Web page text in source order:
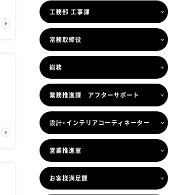
工務部 工事課
常務取締役
総務
業務推進課 アフターサポート
設計・インテリアコーディネーター
営業推進室
お客様満足課